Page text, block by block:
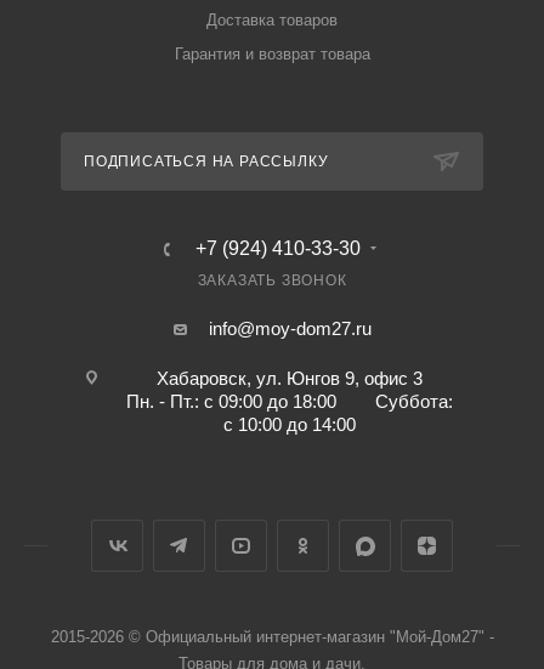
Доставка товаров
Гарантия и возврат товара
ПОДПИСАТЬСЯ НА РАССЫЛКУ
+7 (924) 410-33-30
ЗАКАЗАТЬ ЗВОНОК
info@moy-dom27.ru
Хабаровск, ул. Юнгов 9, офис 3
Пн. - Пт.: с 09:00 до 18:00 Суббота:
с 10:00 до 14:00
2015-2026 © Официальный интернет-магазин "Мой-Дом27" -
Товары для дома и дачи.